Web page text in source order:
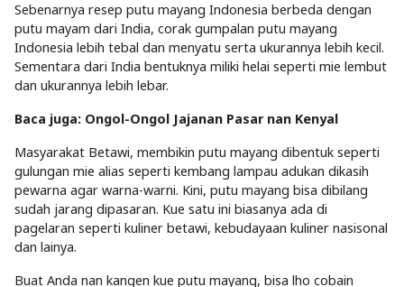
Sebenarnya resep putu mayang Indonesia berbeda dengan
putu mayam dari India, corak gumpalan putu mayang
Indonesia lebih tebal dan menyatu serta ukurannya lebih kecil.
Sementara dari India bentuknya miliki helai seperti mie lembut
dan ukurannya lebih lebar.
Baca juga: Ongol-Ongol Jajanan Pasar nan Kenyal
Masyarakat Betawi, membikin putu mayang dibentuk seperti
gulungan mie alias seperti kembang lampau adukan dikasih
pewarna agar warna-warni. Kini, putu mayang bisa dibilang
sudah jarang dipasaran. Kue satu ini biasanya ada di
pagelaran seperti kuliner betawi, kebudayaan kuliner nasisonal
dan lainya.
Buat Anda nan kangen kue putu mayang, bisa lho cobain